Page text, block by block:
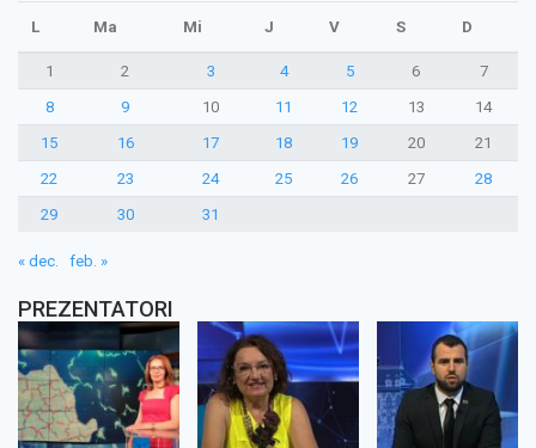
L Ma Mi J V S D
1 2 3 4 5 6
7
8
9 10 11 12 13
14
15
16 17 18 19 20
21
22
23 24 25 26 27
28
29
30 31
« dec. feb. »
PREZENTATORI